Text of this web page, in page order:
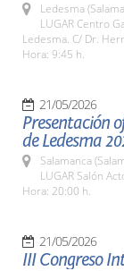
Ledesma
LUGAR Centro
Ledesma. C/ Dr.
Hora: 9:45 h.
21/05/2026
Presentación
de Ledesma
Salamanca
LUGAR Salón
Hora: 20:00 h.
21/05/2026
III Congreso